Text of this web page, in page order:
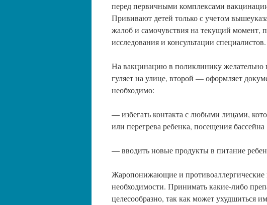
перед первичными комплексами
Прививают детей только с учетом
жалоб и самочувствия на текущий момент,
исследования и консультации специалистов.
На вакцинацию в поликлинику
гуляет на улице, второй — оформляет
необходимо:
— избегать контакта с любыми лицами,
или перегрева ребенка, посещения бассейна
— вводить новые продукты в питание
Жаропонижающие и противоаллергические
необходимости. Принимать какие-либо
целесообразно, так как может ухудшиться